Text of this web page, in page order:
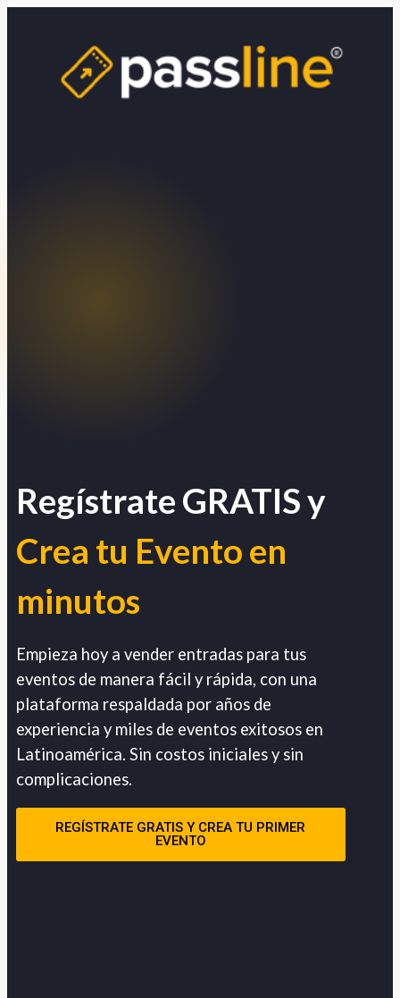
Regístrate GRATIS y
Crea tu Evento en
minutos
Empieza hoy a vender entradas para tus
eventos de manera fácil y rápida, con una
plataforma respaldada por años de
experiencia y miles de eventos exitosos en
Latinoamérica. Sin costos iniciales y sin
complicaciones.
REGÍSTRATE GRATIS Y CREA TU PRIMER
EVENTO